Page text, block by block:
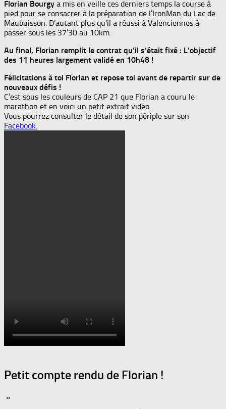
Florian Bourgy a mis en veille ces derniers temps la course à
pied pour se consacrer à la préparation de l’IronMan du Lac de
Maubuisson. D’autant plus qu’il a réussi à Valenciennes à
passer sous les 37’30 au 10km.
Au final, Florian remplit le contrat qu’il s’était fixé : L’objectif
des 11 heures largement validé en 10h48 !
Félicitations à toi Florian et repose toi avant de repartir sur de
nouveaux défis !
C’est sous les couleurs de CAP 21 que Florian a couru le
marathon et en voici un petit extrait vidéo.
Vous pourrez consulter le détail de son périple sur son
Facebook.
Petit compte rendu de Florian !
»